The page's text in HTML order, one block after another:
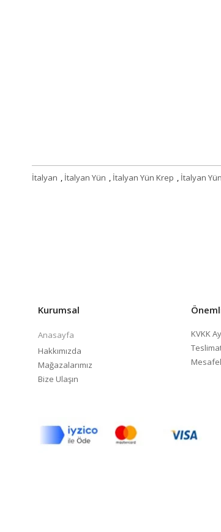
İtalyan , İtalyan Yün , İtalyan Yün Krep , İtalyan
Kurumsal
Anasayfa
Hakkımızda
Mağazalarımız
Bize Ulaşın
KVKK